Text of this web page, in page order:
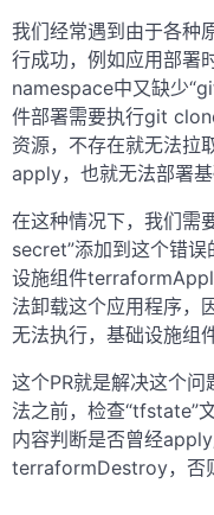
我们经常遇到由于各
行成功，例如应用部署
namespace中又缺少
件部署需要执行git
资源，不存在就无法拉
apply，也就无法部署基
在这种情况下，我们需
secret”添加到这个错
设施组件
法卸载这个应用程序
无法执行，基础设施组
这个PR就是解决这个
法之前，检查“tfstate”
内容判断是否曾经
terraformDestroy，否